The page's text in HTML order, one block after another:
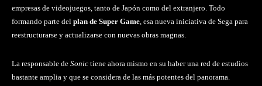
empresas de videojuegos, tanto de Japón como del extranjero. Todo
formando parte del plan de Super Game, esa nueva iniciativa de Sega para
reestructurarse y actualizarse con nuevas obras magnas.
La responsable de Sonic tiene ahora mismo en su haber una red de estudios
bastante amplia y que se considera de las más potentes del panorama.